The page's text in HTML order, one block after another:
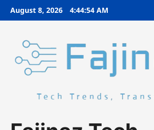
SkipAugust 8, 2026 4:44:55 AM